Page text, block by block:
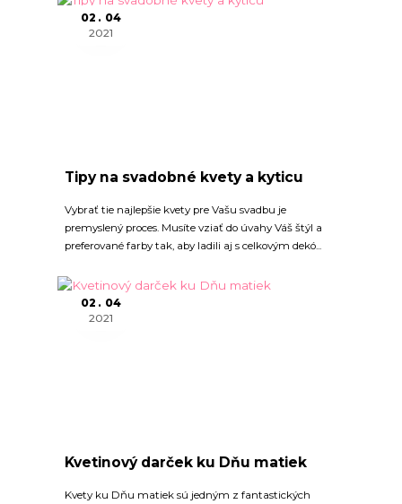
02
04
2021
Tipy na svadobné kvety a kyticu
Vybrať tie najlepšie kvety pre Vašu svadbu je
premyslený proces. Musíte vziať do úvahy Váš štýl a
preferované farby tak, aby ladili aj s celkovým dekó...
02
04
2021
Kvetinový darček ku Dňu matiek
Kvety ku Dňu matiek sú jedným z fantastických